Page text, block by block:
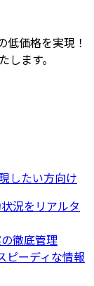
低価格を実現！
ます。
したい方向け
況をリアルタ
徹底管理
ピーディな情報